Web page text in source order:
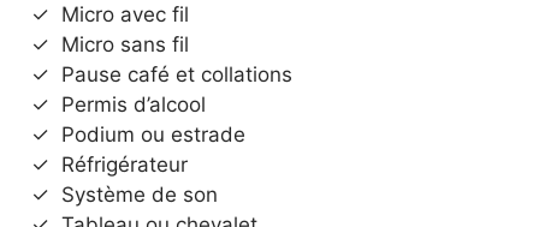
✓ Micro avec fil
✓ Micro sans fil
✓ Pause café et collations
✓ Permis d’alcool
✓ Podium ou estrade
✓ Réfrigérateur
✓ Système de son